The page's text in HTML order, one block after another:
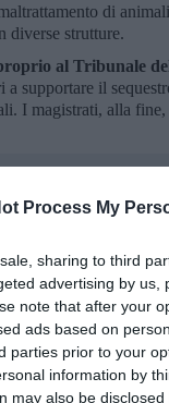
Process My
sharing to third
advertising by
note that after your
ads based on
parties prior to your
information by
may also be
di
diverse strutture.
al Tribunale
a supportare il
I magistrati, alla
Newsletter
di posta.